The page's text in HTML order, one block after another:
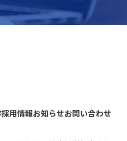
採用情報お知らせお問い合わせ